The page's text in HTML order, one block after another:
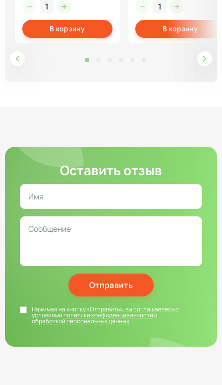
В корзину В корзину
Оставить отзыв
Отправить
Нажимая на кнопку «Отправить», вы соглашаетесь с
условиямиполитики конфиденциальностии
обработкой персональных данных